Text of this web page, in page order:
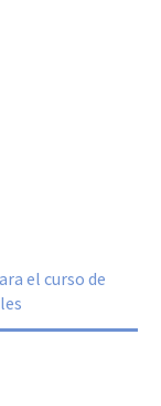
el curso de